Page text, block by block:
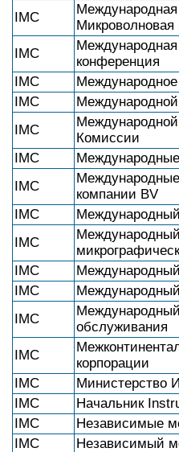
IMC
Международная
Микроволновая
IMC
конференция
IMC
IMC
IMC
Международной
Комиссии
IMC
IMC
компании BV
IMC
IMC
Международный
IMC
IMC
IMC
Международный
обслуживания
IMC
корпорации
IMC
Министерство
IMC
Начальник
IMC
Независимые
IMC
Независимый